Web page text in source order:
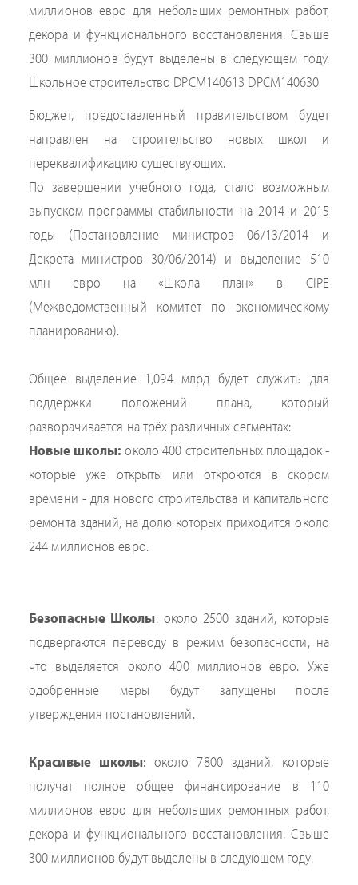
миллионов евро для небольших ремонтных работ,
декора и функционального восстановления. Свыше
300 миллионов будут выделены в следующем году.
Школьное строительство DPCM140613 DPCM140630
Бюджет, предоставленный правительством будет
направлен на строительство новых школ и
переквалификацию существующих.
По завершении учебного года, стало возможным
выпуском программы стабильности на 2014 и 2015
годы (Постановление министров 06/13/2014 и
Декрета министров 30/06/2014) и выделение 510
млн евро на «Школа план» в CIPE
(Межведомственный комитет по экономическому
планированию).
Общее выделение 1,094 млрд будет служить для
поддержки положений плана, который
разворачивается на трёх различных сегментах:
Новые школы: около 400 строительных площадок -
которые уже открыты или откроются в скором
времени - для нового строительства и капитального
ремонта зданий, на долю которых приходится около
244 миллионов евро.
Безопасные Школы: около 2500 зданий, которые
подвергаются переводу в режим безопасности, на
что выделяется около 400 миллионов евро. Уже
одобренные меры будут запущены после
утверждения постановлений.
Красивые школы: около 7800 зданий, которые
получат полное общее финансирование в 110
миллионов евро для небольших ремонтных работ,
декора и функционального восстановления. Свыше
300 миллионов будут выделены в следующем году.